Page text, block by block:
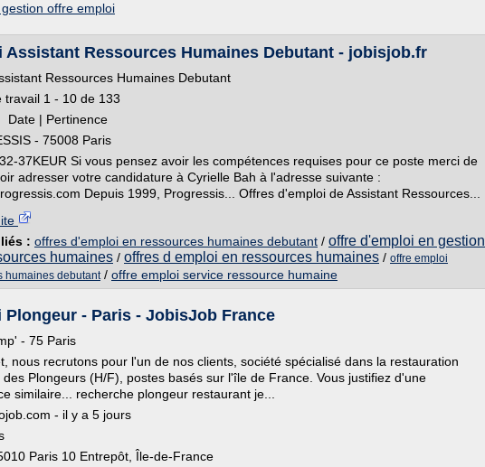
offre emploi
Assistant Ressources Humaines Debutant - jobisjob.fr
Ressources Humaines Debutant
travail 1 - 10 de 133
Date | Pertinence
- 75008 Paris
37KEUR Si vous pensez avoir les compétences requises pour ce poste merci de
adresser votre candidature à Cyrielle Bah à l'adresse suivante :
Depuis 1999, Progressis... Offres d'emploi de Assistant Ressources...
: offres d'emploi en ressources humaines debutant / offre d'emploi en gestion
humaines / offres d emploi en ressources humaines / offre emploi
humaines debutant/ offre emploi service ressource humaine
Plongeur - Paris - JobisJob France
- 75 Paris
nous recrutons pour l'un de nos clients, société spécialisé dans la restauration
des Plongeurs (H/F), postes basés sur l'île de France. Vous justifiez d'une
similaire... recherche plongeur restaurant je...
- il y a 5 jours
Paris 10 Entrepôt, Île-de-France